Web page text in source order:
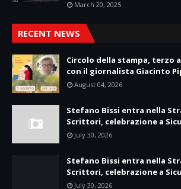
March 20, 2025
RECENT NEWS
Circolo della stampa, terzo
con il giornalista Giacinto
August 04, 2026
Stefano Bissi entra nella
Scrittori, celebrazione a
July 30, 2026
Stefano Bissi entra nella
Scrittori, celebrazione a
July 30, 2026